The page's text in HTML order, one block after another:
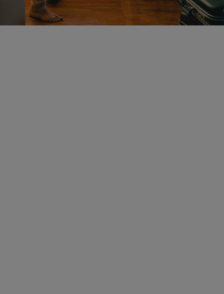
INSCRIPTION